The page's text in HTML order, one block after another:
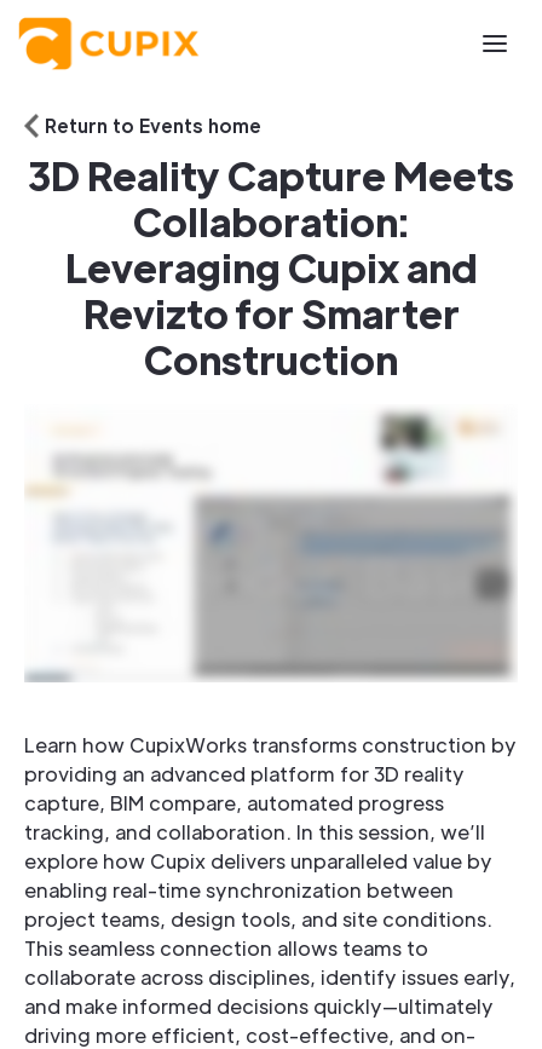
Return to Events home
3D Reality Capture Meets
Collaboration:
Leveraging Cupix and
Revizto for Smarter
Construction
Learn how CupixWorks transforms construction by
providing an advanced platform for 3D reality
capture, BIM compare, automated progress
tracking, and collaboration. In this session, we’ll
explore how Cupix delivers unparalleled value by
enabling real-time synchronization between
project teams, design tools, and site conditions.
This seamless connection allows teams to
collaborate across disciplines, identify issues early,
and make informed decisions quickly—ultimately
driving more efficient, cost-effective, and on-